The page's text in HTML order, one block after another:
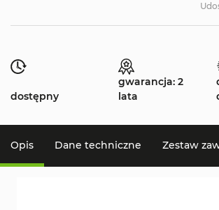
dostępny
gwarancja: 2
lata
Opis Dane techniczne Zestaw